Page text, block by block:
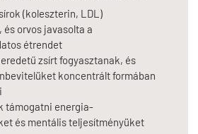
(koleszterin, LDL)
orvos javasolta a
étrendet
zsírt fogyasztanak, és
koncentrált formában
támogatni energia-
és mentális teljesítményüket